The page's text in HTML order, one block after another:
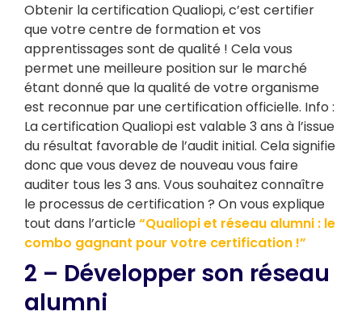
Obtenir la certification Qualiopi, c’est certifier
que votre centre de formation et vos
apprentissages sont de qualité ! Cela vous
permet une meilleure position sur le marché
étant donné que la qualité de votre organisme
est reconnue par une certification officielle. Info :
La certification Qualiopi est valable 3 ans à l’issue
du résultat favorable de l’audit initial. Cela signifie
donc que vous devez de nouveau vous faire
auditer tous les 3 ans. Vous souhaitez connaître
le processus de certification ? On vous explique
tout dans l’article“Qualiopi et réseau alumni : le
combo gagnant pour votre certification !”
2 – Développer son réseau
alumni